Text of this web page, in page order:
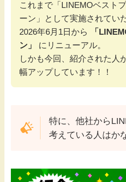
これまで「LINEMOベスト
ーン」として実施されてい
2026年6月1日から
「
ン」
にリニューアル。
しかも今回、紹介された人
幅アップしています！！
特に、他社から
考えている人はか